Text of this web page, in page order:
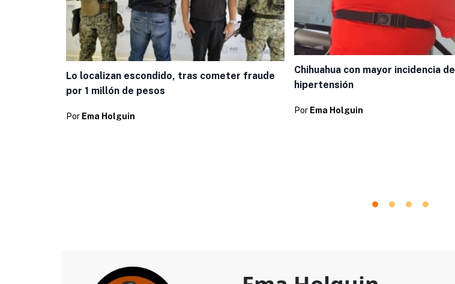
Lo localizan escondido, tras cometer fraude
por 1 millón de pesos
Por Ema Holguin
Chihuahua con mayor incidencia de
hipertensión
Por Ema Holguin